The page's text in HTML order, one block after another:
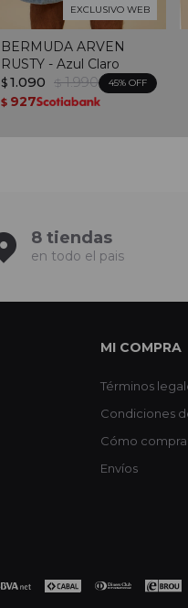
EXCLUSIVO WEB
BERMUDA ARVEN
RUSTY - Azul Claro
$ 1.090 $ 1.990 45
$ 927
8 tiendas
en todo el pais
MI COMPRA
Términos
Condiciones
Cómo
Envíos